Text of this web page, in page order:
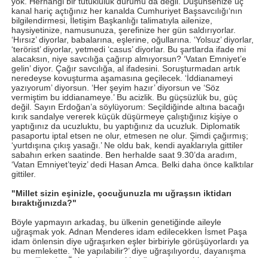
kanal hariç açtığınız her kanalda Cumhuriyet Başsavcılığı‘nın
bilgilendirmesi, İletişim Başkanlığı talimatıyla ailenize,
haysiyetinize, namusunuza, şerefinize her gün saldırıyorlar.
‘Hırsız’ diyorlar, babalarına, eşlerine, oğullarına. ‘Yolsuz’ diyorlar,
‘terörist’ diyorlar, yetmedi ‘casus’ diyorlar. Bu şartlarda ifade mi
alacaksın, niye savcılığa çağırıp almıyorsun? ‘Vatan Emniyet’e
gelin’ diyor. Çağır savcılığa, al ifadesini. Soruşturmadan artık
neredeyse kovuşturma aşamasına geçilecek. ‘İddianameyi
yazıyorum’ diyorsun. ‘Her şeyim hazır’ diyorsun ve ‘Söz
vermiştim bu iddianameye.’ Bu acizlik. Bu güçsüzlük bu, güç
değil. Sayın Erdoğan’a söylüyorum: Seçildiğinde altına bacağı
kırık sandalye vererek küçük düşürmeye çalıştığınız kişiye o
yaptığınız da ucuzluktu, bu yaptığınız da ucuzluk. Diplomatik
pasaportu iptal etsen ne olur, etmesen ne olur. Şimdi çağırmış;
‘yurtdışına çıkış yasağı.’ Ne oldu bak, kendi ayaklarıyla gittiler
sabahın erken saatinde. Ben herhalde saat 9.30’da aradım,
‘Vatan Emniyet’teyiz’ dedi Hasan Amca. Belki daha önce kalktılar
gittiler.
"Millet sizin eşinizle, çocuğunuzla mı uğraşsın iktidarı
bıraktığınızda?"
Böyle yapmayın arkadaş, bu ülkenin genetiğinde aileyle
uğraşmak yok. Adnan Menderes idam edilecekken İsmet Paşa
idam önlensin diye uğraşırken eşler birbiriyle görüşüyorlardı ya
bu memlekette. ‘Ne yapılabilir?’ diye uğraşılıyordu, dayanışma